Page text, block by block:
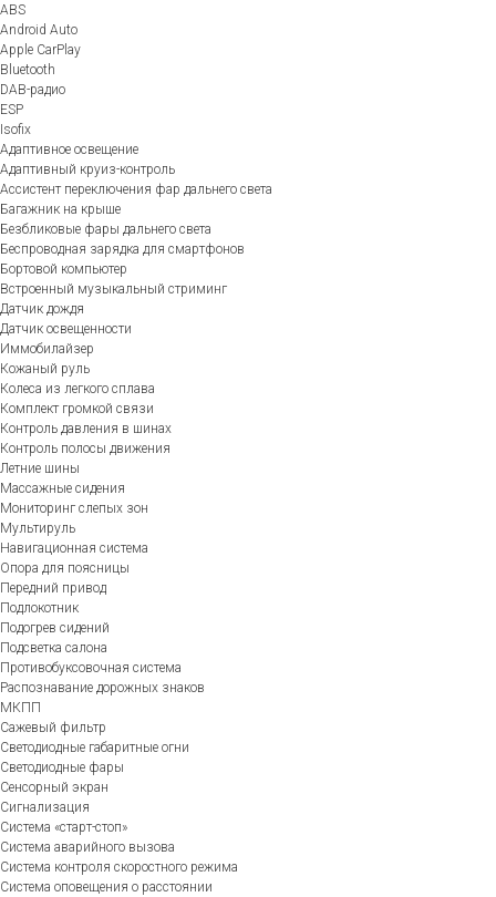
ABS
Android Auto
Apple CarPlay
Bluetooth
DAB-радио
ESP
Isofix
Адаптивное освещение
Адаптивный круиз-контроль
Ассистент переключения фар дальнего света
Багажник на крыше
Безбликовые фары дальнего света
Беспроводная зарядка для смартфонов
Бортовой компьютер
Встроенный музыкальный стриминг
Датчик дождя
Датчик освещенности
Иммобилайзер
Кожаный руль
Колеса из легкого сплава
Комплект громкой связи
Контроль давления в шинах
Контроль полосы движения
Летние шины
Массажные сидения
Мониторинг слепых зон
Мультируль
Навигационная система
Опора для поясницы
Передний привод
Подлокотник
Подогрев сидений
Подсветка салона
Противобуксовочная система
Распознавание дорожных знаков
МКПП
Сажевый фильтр
Светодиодные габаритные огни
Светодиодные фары
Сенсорный экран
Сигнализация
Система «старт-стоп»
Система аварийного вызова
Система контроля скоростного режима
Система оповещения о расстоянии